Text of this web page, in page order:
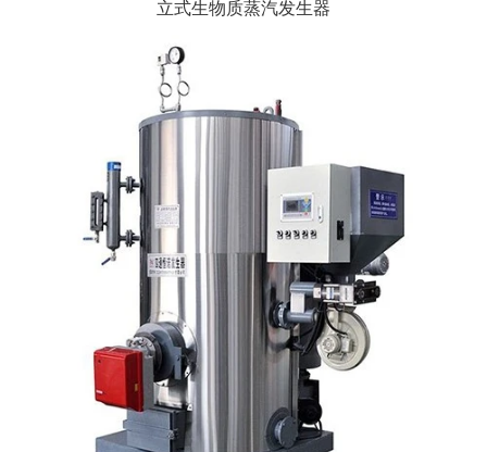
立式生物质蒸汽发生器